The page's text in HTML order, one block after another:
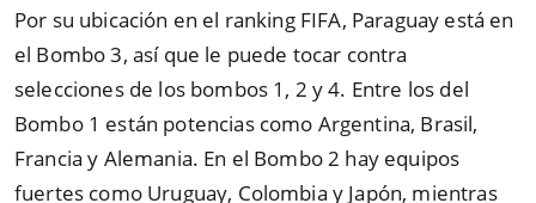
Por su ubicación en el ranking FIFA, Paraguay está en
el Bombo 3, así que le puede tocar contra
selecciones de los bombos 1, 2 y 4. Entre los del
Bombo 1 están potencias como Argentina, Brasil,
Francia y Alemania. En el Bombo 2 hay equipos
fuertes como Uruguay, Colombia y Japón, mientras